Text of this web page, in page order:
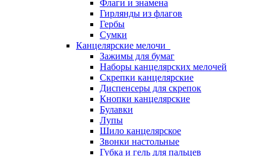
Флаги и знамена
Гирлянды из флагов
Гербы
Сумки
Канцелярские мелочи
Зажимы для бумаг
Наборы канцелярских мелочей
Скрепки канцелярские
Диспенсеры для скрепок
Кнопки канцелярские
Булавки
Лупы
Шило канцелярское
Звонки настольные
Губка и гель для пальцев